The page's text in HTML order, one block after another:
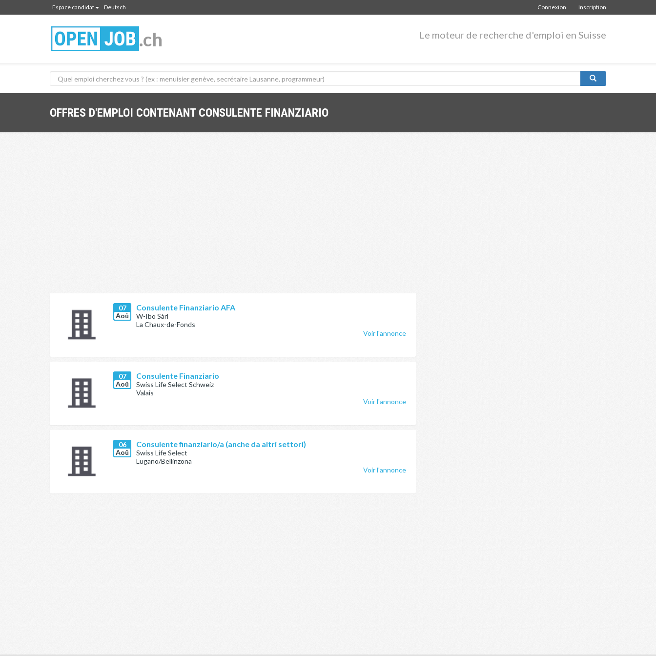
Espace candidat Deutsch Inscription
Connexion
.ch Le moteur de recherche d'emploi en Suisse
OFFRES D'EMPLOI CONTENANT CONSULENTE FINANZIARIO
07
Aoû
Consulente Finanziario AFA
W-Ibo Sàrl
La Chaux-de-Fonds
Voir l'annonce
07
Aoû
Consulente Finanziario
Swiss Life Select Schweiz
Valais
Voir l'annonce
06
Aoû
Consulente finanziario/a (anche da altri settori)
Swiss Life Select
Lugano/Bellinzona
Voir l'annonce